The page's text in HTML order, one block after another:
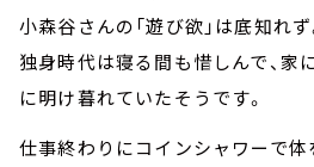
小森谷さんの「遊び欲」は底知れず
独身時代は寝る間も惜しんで、家
に明け暮れていたそうです。
仕事終わりにコインシャワーで体